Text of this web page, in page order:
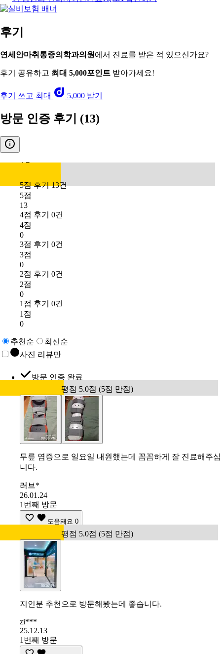
후기
연세안마취통증의학과의원 에서 진료를 받은 적 있으신가요?
후기 공유하고 최대 5,000포인트 받아가세요!
후기 쓰고 최대 5,000 받기
방문 인증 후기 (13)
4.7
5점 후기 13건
5점
13
4점 후기 0건
4점
0
3점 후기 0건
3점
0
2점 후기 0건
2점
0
1점 후기 0건
1점
0
추천순
최신순
사진 리뷰만
방문 인증 완료
평점 5.0점 (5점 만점)
무릎 염증으로 일요일 내원했는데 꼼꼼하게 잘 진료해주십
니다.
러브*
26.01.24
1번째 방문
도움돼요 0
평점 5.0점 (5점 만점)
지인분 추천으로 방문해봤는데 좋습니다.
zi***
25.12.13
1번째 방문